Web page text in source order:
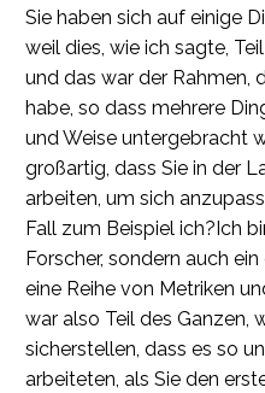
Sie haben sich auf einige
weil dies, wie ich sagte,
und das war der Rahmen,
habe, so dass mehrere
und Weise untergebracht
großartig, dass Sie in der
arbeiten, um sich
Fall zum Beispiel ich?Ich
Forscher, sondern auch
eine Reihe von Metriken
war also Teil des Ganzen,
sicherstellen, dass es so
arbeiteten, als Sie den